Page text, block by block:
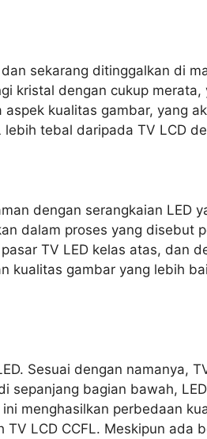
sekarang ditinggalkan di
kristal dengan cukup
kualitas gambar, yang
tebal daripada TV LCD
dengan serangkaian LED
dalam proses yang disebut
TV LED kelas atas, dan
kualitas gambar yang lebih
Sesuai dengan namanya,
bagian bawah,
menghasilkan perbedaan
LCD CCFL. Meskipun ada